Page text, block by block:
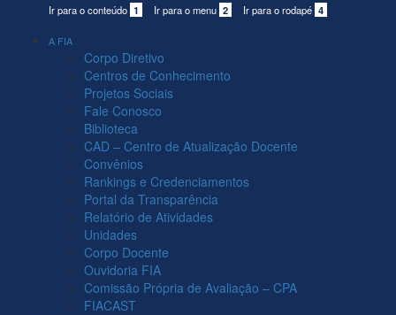
Ir para o conteúdo 1 Ir para o menu 2 Ir para o rodapé 4
A FIA
Corpo Diretivo
Centros de Conhecimento
Projetos Sociais
Fale Conosco
Biblioteca
CAD – Centro de Atualização Docente
Convênios
Rankings e Credenciamentos
Portal da Transparência
Relatório de Atividades
Unidades
Corpo Docente
Ouvidoria FIA
Comissão Própria de Avaliação – CPA
FIACAST